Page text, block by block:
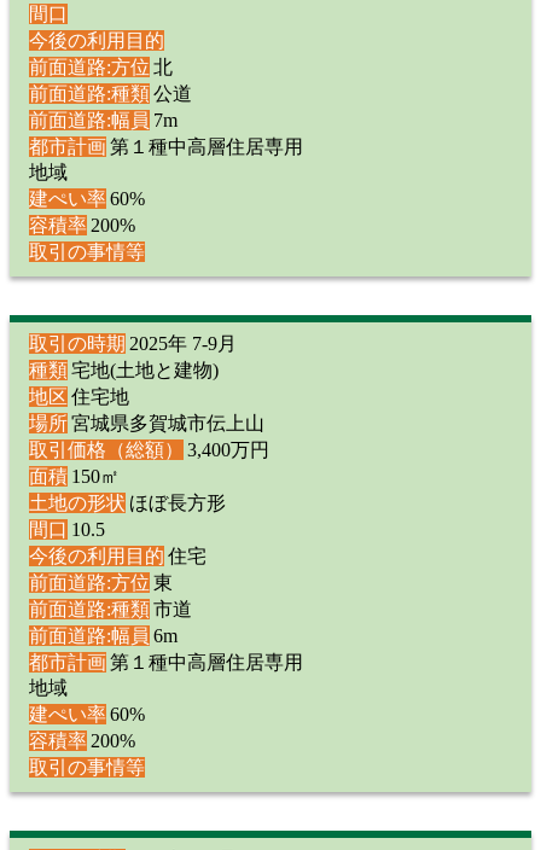
間口
今後の利用目的
前面道路:方位 北
前面道路:種類 公道
前面道路:幅員 7m
都市計画 第１種中高層住居専用
地域
建ぺい率60%
容積率200%
取引の事情等
取引の時期 2025年 7-9月
種類 宅地(土地と建物)
地区 住宅地
場所宮城県多賀城市伝上山
取引価格（総額）
3,400万円
面積 150㎡
土地の形状 ほぼ長方形
間口 10.5
今後の利用目的 住宅
前面道路:方位 東
前面道路:種類 市道
前面道路:幅員 6m
都市計画 第１種中高層住居専用
地域
建ぺい率60%
容積率200%
取引の事情等